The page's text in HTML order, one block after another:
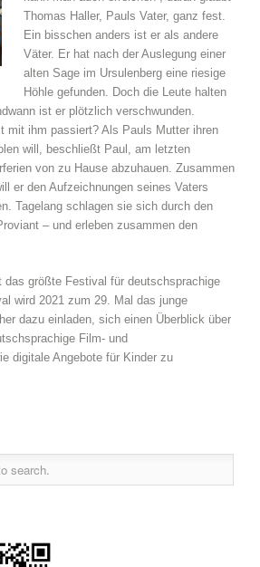
Thomas Haller, Pauls Vater, ganz fest.
Ein bisschen anders ist er als andere
Väter. Er hat nach der Auslegung einer
alten Sage im Ursulenberg eine riesige
Höhle gefunden. Doch die Leute halten
ist er plötzlich verschwunden.
mit ihm passiert? Als Pauls Mutter ihren
will, beschließt Paul, am letzten
von zu Hause abzuhauen. Zusammen
er den Aufzeichnungen seines Vaters
Tagelang schlagen sie sich durch den
– und erleben zusammen den
das größte Festival für deutschsprachige
wird 2021 zum 29. Mal das junge
dazu einladen, sich einen Überblick über
Film- und
digitale Angebote für Kinder zu